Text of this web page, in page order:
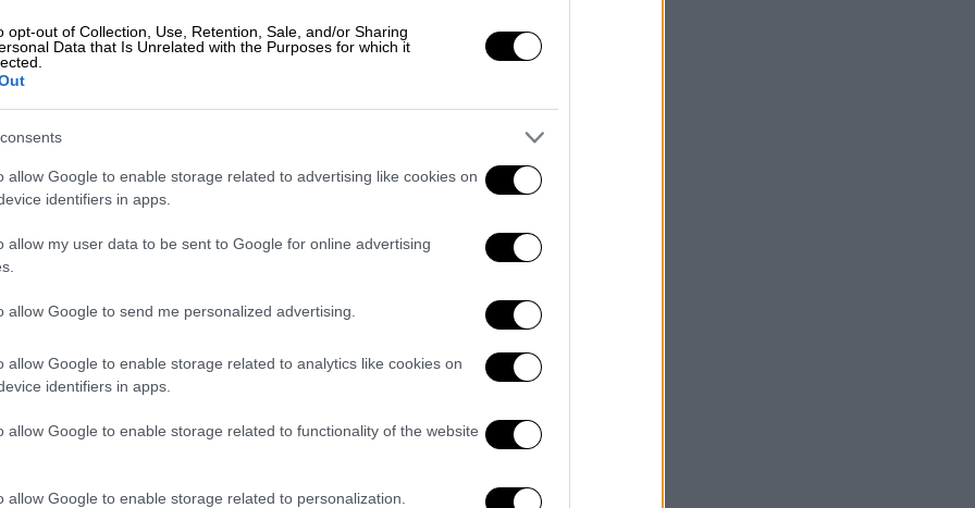
opt-out of Collection, Use, Retention, Sale, and/or Sharing
Data that Is Unrelated with the Purposes for which it
allow Google to enable storage related to advertising like cookies on
identifiers in apps.
allow my user data to be sent to Google for online advertising
allow Google to send me personalized advertising.
allow Google to enable storage related to analytics like cookies on
identifiers in apps.
allow Google to enable storage related to functionality of the website
allow Google to enable storage related to personalization.
«ρήμαζαν» καταστήματα σε Δάφνη,
μάχη για την κατάσβεση της φωτιάς, η
όχημα. Παράλληλα, η κυκλοφορία στο
της Τροχαίας να ρυθμίζουν την